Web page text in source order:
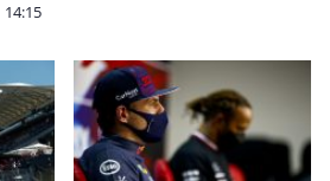
14:15